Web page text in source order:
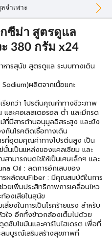
จำเพาะ
ซีม่า สูตรดูแล
380 กรัม x24
หารสุนัข สูตรดูแล ระบบทางเดิน
ผลิตจากเนื้อแกะ
ยกว่า โปรตีนคุณค่าทางชีวะภาพ
และคอเลสเตอรอล ต่ำ และมีกรด
ที่มีสารต้านอนุมูลอิสระสูง และยัง
นโรคติดเชื้อทางเดิน
รที่อุดมคุณค่าทางโปรตีนสูง เป็น
นั้นเป็นแหล่งของแคลเซียม และ
มารถบดไข่ให้เป็นเศษเล็กๆ และ
Oil : ลดการอักเสบของ
รผลัดขนFiber : มีคุณสมบัติในการ
ยเพิ่มประสิทธิภาพการเคลื่อนไหว
องเสียในสุนัข
ยงในการเป็นโรคร้ายแรง สำหรับ
วใจ อีกทั้งข้าวกล้องเต็มไปด้วย
ซับไขมันและคาร์โบไฮเดรต เพื่อที่
มบูรณ์เสริมสร้างสุขภาพที่